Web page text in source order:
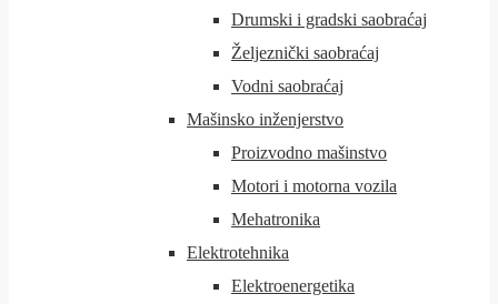
Drumski i gradski saobraćaj
Željeznički saobraćaj
Vodni saobraćaj
Mašinsko inženjerstvo
Proizvodno mašinstvo
Motori i motorna vozila
Mehatronika
Elektrotehnika
Elektroenergetika